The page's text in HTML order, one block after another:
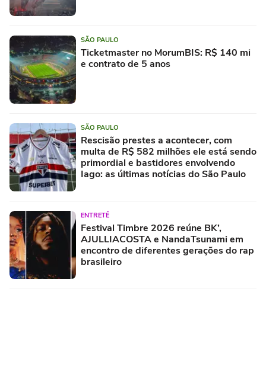
SÃO PAULO
Ticketmaster no MorumBIS: R$ 140 mi
e contrato de 5 anos
SÃO PAULO
Rescisão prestes a acontecer, com
multa de R$ 582 milhões ele está sendo
primordial e bastidores envolvendo
Iago: as últimas notícias do São Paulo
ENTRETÊ
Festival Timbre 2026 reúne BK’,
AJULLIACOSTA e NandaTsunami em
encontro de diferentes gerações do rap
brasileiro